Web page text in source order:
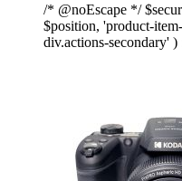
/* @noEscape */
$position, 'product-
div.actions-secondary' )